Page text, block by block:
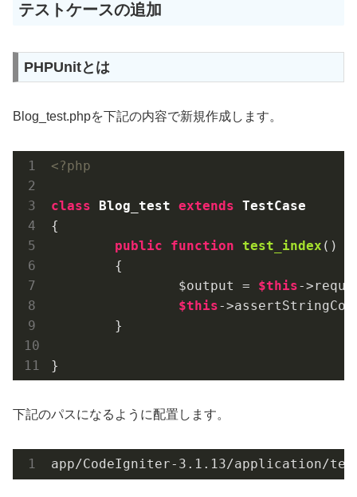
テストケースの追加
PHPUnitとは
Blog_test.phpを下記の内容で新規作成します。
<?php
class Blog_test extends TestCase
{
public
function test_index ()
{
		$output =
$this-
$this-
}
下記のパスになるように配置します。
app/CodeIgniter-3.1.13/application/